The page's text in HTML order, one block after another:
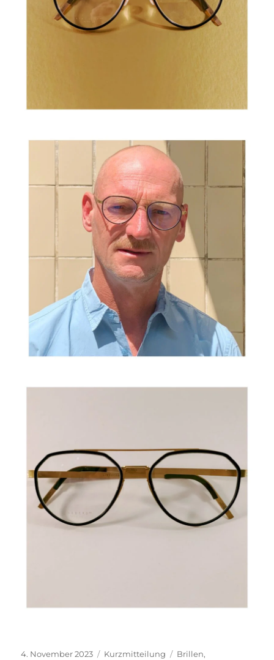
Veröffentlicht
4. November 2023 Format
Kurzmitteilung Kategorien
Brillen,